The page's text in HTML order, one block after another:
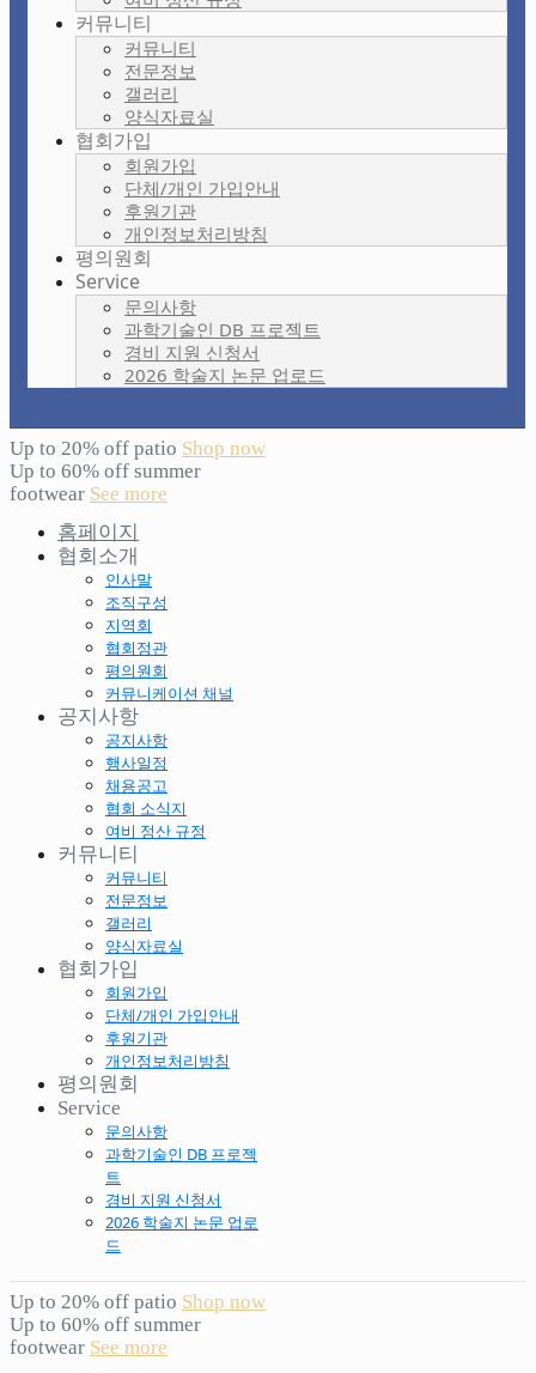
커뮤니티
커뮤니티
전문정보
갤러리
양식자료실
협회가입
회원가입
단체/개인 가입안내
후원기관
개인정보처리방침
평의원회
Service
문의사항
과학기술인 DB 프로젝트
경비 지원 신청서
2026 학술지 논문 업로드
Up to 20% off patio Shop now
Up to 60% off summer
footwear See more
홈페이지
협회소개
인사말
조직구성
지역회
협회정관
평의원회
커뮤니케이션 채널
공지사항
공지사항
행사일정
채용공고
협회 소식지
여비 정산 규정
커뮤니티
커뮤니티
전문정보
갤러리
양식자료실
협회가입
회원가입
단체/개인 가입안내
후원기관
개인정보처리방침
평의원회
Service
문의사항
과학기술인 DB 프로젝
트
경비 지원 신청서
2026 학술지 논문 업로
드
Up to 20% off patio Shop now
Up to 60% off summer
footwear See more